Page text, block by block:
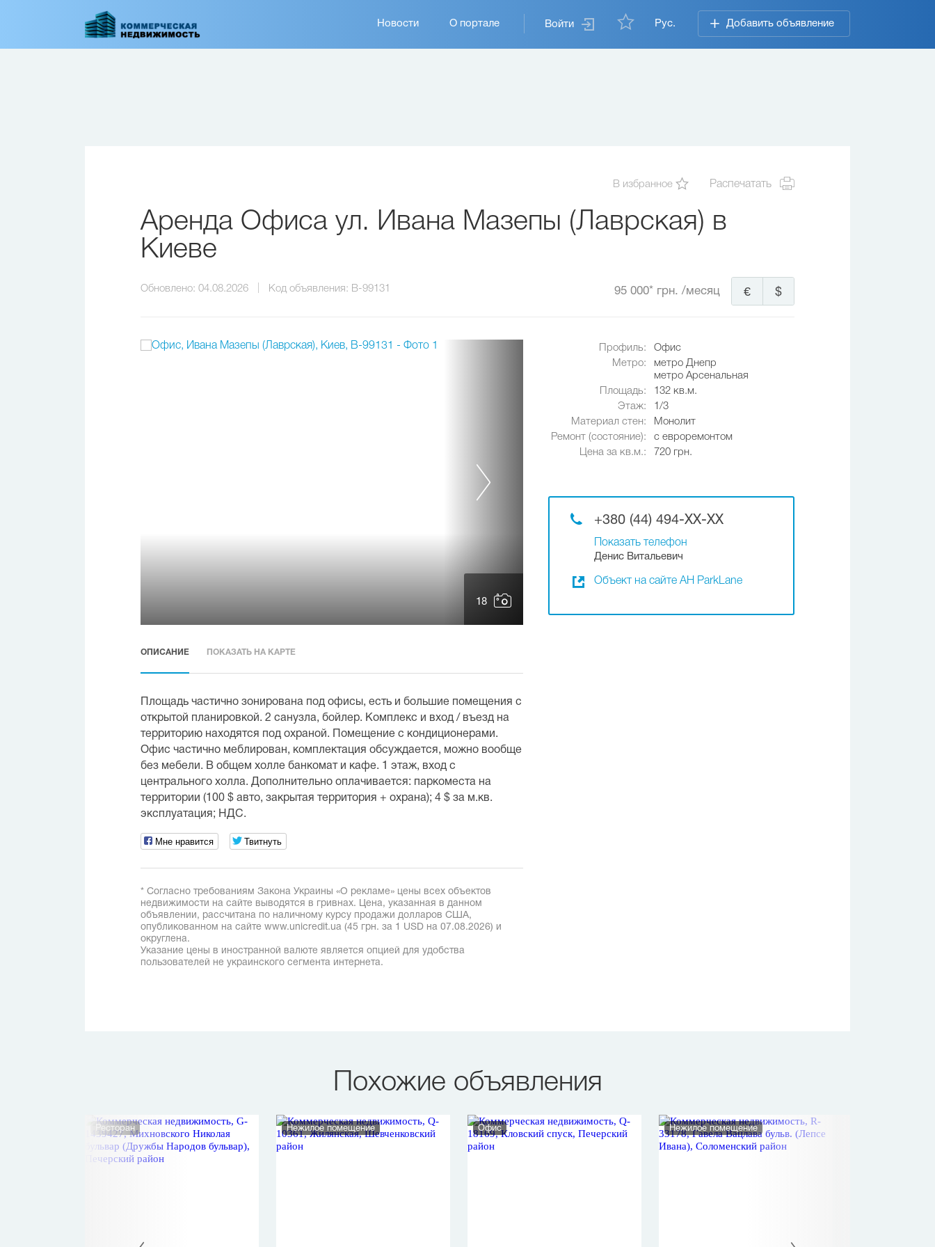
Войти Рус. Добавить объявление
Основная
навигация
Новости О портале
В избранное Распечатать
Аренда Офиса ул. Ивана Мазепы (Лаврская) в
Киеве
Обновлено: 04.08.2026 Код объявления: B-99131 95 000* грн. /месяц $
€
18
Профиль:
Офис
Метро:
метро Днепр
метро Арсенальная
Площадь:
132 кв.м.
Этаж:
1/3
Материал стен:
Монолит
Ремонт (состояние):
с евроремонтом
Цена за кв.м.:
720 грн.
+380 (44) 494-XX-XX
Показать телефон
Денис Витальевич
Объект на сайте АН ParkLane
ОПИСАНИЕ ПОКАЗАТЬ НА КАРТЕ
Площадь частично зонирована под офисы, есть и большие помещения с
открытой планировкой. 2 санузла, бойлер. Комплекс и вход / въезд на
территорию находятся под охраной. Помещение с кондиционерами.
Офис частично меблирован, комплектация обсуждается, можно вообще
без мебели. В общем холле банкомат и кафе. 1 этаж, вход с
центрального холла. Дополнительно оплачивается: паркоместа на
территории (100 $ авто, закрытая территория + охрана); 4 $ за м.кв.
эксплуатация; НДС.
Мне нравится Твитнуть
* Согласно требованиям Закона Украины «О рекламе» цены всех объектов
недвижимости на сайте выводятся в гривнах. Цена, указанная в данном
объявлении, рассчитана по наличному курсу продажи долларов США,
опубликованном на сайте www.unicredit.ua (45 грн. за 1 USD на 07.08.2026) и
округлена.
Указание цены в иностранной валюте является опцией для удобства
пользователей не украинского сегмента интернета.
Похожие объявления
Ресторан Нежилое помещение Офис Нежилое помещение